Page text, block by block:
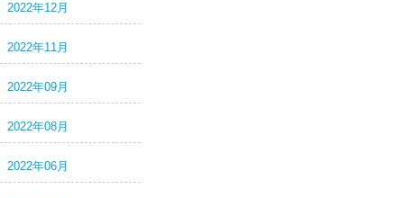
2022年12月
2022年11月
2022年09月
2022年08月
2022年06月